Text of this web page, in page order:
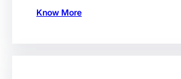
Know More